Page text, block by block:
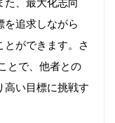
を追求しながら
ができます。さ
とで、他者との
高い目標に挑戦す